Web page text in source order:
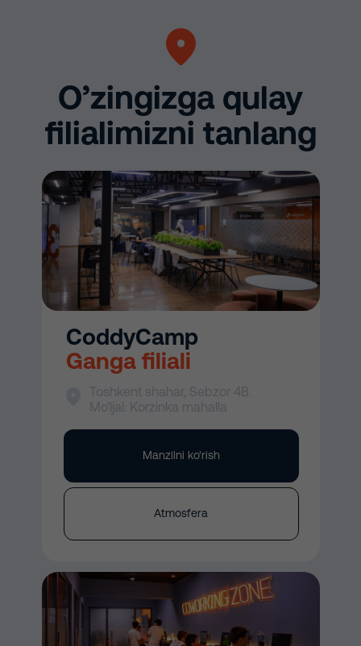
O’zingizga qulay
filialimizni tanlang
Toshkent shahar, Sebzor 4B.
Mo’ljal: Korzinka mahalla
CoddyCamp
Ganga filiali
Atmosfera
Manzilni ko'rish